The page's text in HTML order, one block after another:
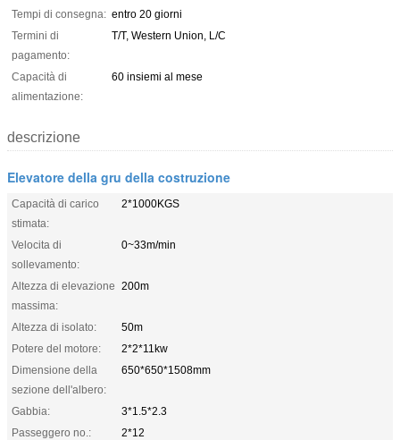
Tempi di consegna: entro 20 giorni
Termini di
pagamento:
T/T, Western Union, L/C
Capacità di
alimentazione:
60 insiemi al mese
descrizione
Elevatore della gru della costruzione
Capacità di carico
stimata:
2*1000KGS
Velocita di
sollevamento:
0~33m/min
Altezza di elevazione
massima:
200m
Altezza di isolato:
50m
Potere del motore:
2*2*11kw
Dimensione della
sezione dell'albero:
650*650*1508mm
Gabbia:
3*1.5*2.3
Passeggero no.:
2*12